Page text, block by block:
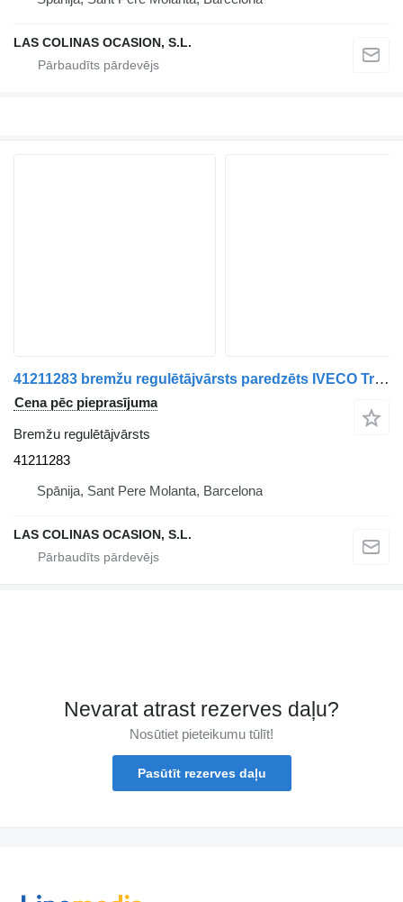
LAS COLINAS OCASION, S.L.
41211283 bremžu regulētājvārsts paredzēts IVECO Trakker kravas automašīnas
Cena pēc pieprasījuma
Bremžu regulētājvārsts
41211283
Spānija, Sant Pere Molanta, Barcelona
LAS COLINAS OCASION, S.L.
Nevarat atrast rezerves daļu?
Nosūtiet pieteikumu tūlīt!
Pasūtīt rezerves daļu